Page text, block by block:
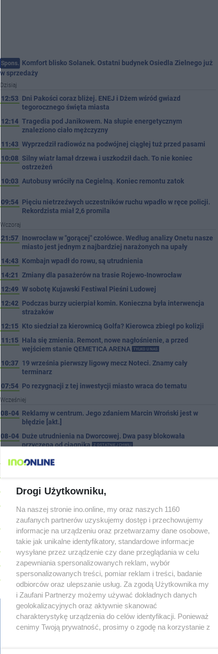
Spons. Komfort blisko Solanek. Ostatni budynek Osiedla Zielnego już
w sprzedaży
Dzisiaj
12:53 Dni Pakości coraz bliżej. ENEJ i Dżem wśród gwiazd
tegorocznego święta miasta
12:14 Tragedia pod Janikowem. Na słupie energetycznym
znaleziono ciało mężczyzny
11:43 Wyprzedził radiowóz na podwójnej ciągłej tuż przed pasami
10:08 Silny wiatr łamał drzewa i uszkodził dach. To nie koniec
ostrzeżeń
10:03 Autobusy wróciły na Cegielną. Koniec remontu zatok
09:54 Pięciu nietrzeźwych uczestników ruchu wpadło w ręce policji.
Rekordzista miał 2,6 promila
Wczoraj
21:57 Inowrocław w "gorącej" czołówce. Według analizy Onetu nasze
miasto jest jednym z najbardziej narażonych na upały
14:43 Kombajn wpadł do rowu, są utrudnienia
14:21 Zmiany dla pasażerów na trasie Rojewo-Inowrocław
12:49 W sobotę Kujawski Festiwal Pieśni Ludowej
12:42 Podczas burzy ucierpiał komin. Konieczna była interwencja
strażaków
12:15 Kto siedział za kierownicą Golfa? Kierowca zbiegł po kolizji
11:15 Hala się zmienia. Remont, nowe nagłośnienie, a przed
wejściem stanie QEMETICA ARENA
TYLKO U NAS
10:37 19 września pierwszy ligowy mecz Noteci. Znamy cały
terminarz
07:54 Po rezygnacji z tej inwestycji miasto wraca do tematu
Wcześniej
08-04 Reklamy w centrum. Jego zdaniem Marcin Wroński jest w
błędzie [akt.]
08-04 Duże utrudnienia na Dworcowej. Dwa pasy blokowała
przyczepa od ciągnika Z OSTATNIEJ CHWILI
08-04 Upały, a potem burze. Groźna pogoda nad naszym regionem
08-04 Kolizja na Rąbinie. Policja szuka kierowcy Golfa
zł
08-04 Polifonika z Inowrocławia zagrała na Harendzie. Muzyczny
hołd dla Jana Kasprowicza
Jest wykonawca remontu dachu sali gimastycznej
08-04 Dlaczego sauny, a nie boiska dla dzieci? Ratusz odpowiada
08-04 Połowa wakacji na drogach. Policja podsumowała lipiec
08-04 Wroński do radnych: Zamiast ingerować w prywatną własność
zajmijcie się gospodarką
08-04
Darrell Harris: Możemy nawiązać walkę z każdym w tej lidze
08-03 Zarzut dla kierowcy Mercedesa po tragedii na Rąbinie TYLKO U
reklama
prywatność
Drogi Użytkowniku,
Na naszej stronie ino.online, my oraz naszych 1160
zaufanych partnerów uzyskujemy dostęp i przechowujemy
informacje na urządzeniu oraz przetwarzamy dane osobowe,
takie jak unikalne identyfikatory, standardowe informacje
wysyłane przez urządzenie czy dane przeglądania w celu
zapewniania spersonalizowanych reklam, wybór
spersonalizowanych treści, pomiar reklam i treści, badanie
odbiorców oraz ulepszanie usług. Za zgodą Użytkownika my
i Zaufani Partnerzy możemy używać dokładnych danych
geolokalizacyjnych oraz aktywnie skanować
charakterystykę urządzenia do celów identyfikacji. Ponieważ
cenimy Twoją prywatność, prosimy o zgodę na korzystanie z